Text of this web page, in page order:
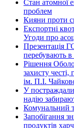
Стан атомної
проблем
Кияни проти
Експортні
Угоди про
Презентація
перебувають в
Рішення
захисту честі,
ім. П.І.
У
надію
Комунальний
Запобігання
продуктів